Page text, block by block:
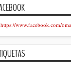
https://www.facebook.com/